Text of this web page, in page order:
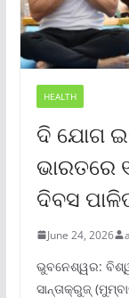
HEALTH
ଦି ଯୋଗ
ଭାରତରେ
ଦିବସ
June 24, 2026
ଭୁବନେଶ୍ୱର:
ସାନ୍ତାକ୍ରୁଜ୍